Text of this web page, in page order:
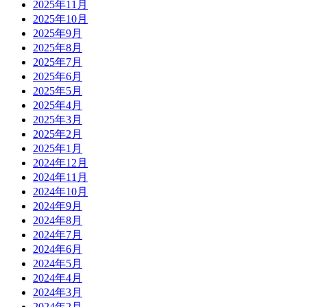
2025年11月
2025年10月
2025年9月
2025年8月
2025年7月
2025年6月
2025年5月
2025年4月
2025年3月
2025年2月
2025年1月
2024年12月
2024年11月
2024年10月
2024年9月
2024年8月
2024年7月
2024年6月
2024年5月
2024年4月
2024年3月